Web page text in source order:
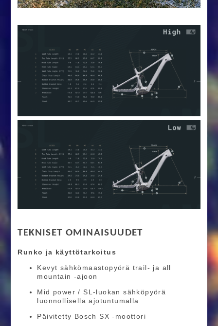
TEKNISET OMINAISUUDET
Runko ja käyttötarkoitus
Kevyt sähkömaastopyörä trail- ja all
mountain -ajoon
Mid power / SL-luokan sähköpyörä
luonnollisella ajotuntumalla
Päivitetty Bosch SX -moottori